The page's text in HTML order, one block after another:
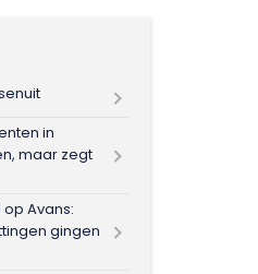
in
maar zegt
Avans:
gingen